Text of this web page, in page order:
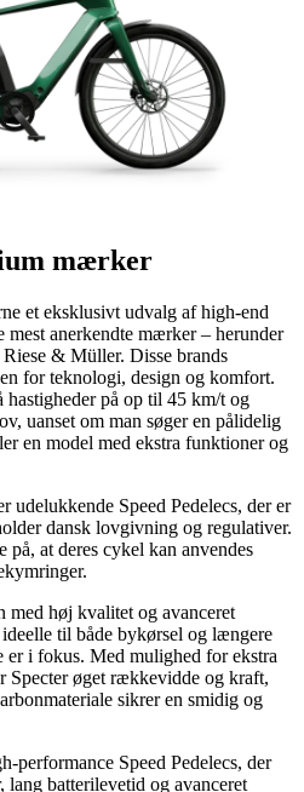
mærker
et eksklusivt udvalg af high-end
mest anerkendte mærker – herunder
& Müller. Disse brands
for teknologi, design og komfort.
på op til 45 km/t og
uanset om man søger en pålidelig
en model med ekstra funktioner og
Speed Pedelecs, der er
dansk lovgivning og regulativer.
at deres cykel kan anvendes
med høj kvalitet og avanceret
til både bykørsel og længere
i fokus. Med mulighed for ekstra
Specter øget rækkevidde og kraft,
sikrer en smidig og
performance Speed Pedelecs, der
batterilevetid og avanceret